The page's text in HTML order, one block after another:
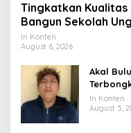
Tingkatkan Kualitas
Bangun Sekolah
Universitas Terbaik
In Konten
August 6, 2026
Akal
Uang
In Konten
August 5,